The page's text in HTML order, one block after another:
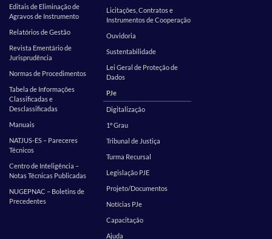
Editais de Eliminação de
Agravos de Instrumento
Relatórios de Gestão
Revista Ementário de
Jurisprudência
Normas de Procedimentos
Tabela de Informações
Classificadas e
Desclassificadas
Manuais
NATJUS-ES – Pareceres
Técnicos
Centro de Inteligência –
Notas Técnicas Publicadas
NUGEPNAC – Boletins de
Precedentes
Licitações, Contratos e
Instrumentos de Cooperação
Ouvidoria
Sustentabilidade
Lei Geral de Proteção de
Dados
PJe
Digitalização
1º Grau
Tribunal de Justiça
Turma Recursal
Legislação PJE
Projeto/Documentos
Notícias PJe
Capacitação
Ajuda